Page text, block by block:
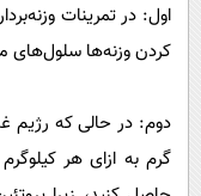
اول: در تمرینات
کردن وزنه‌ها سلول‌های
گرم به ازای هر